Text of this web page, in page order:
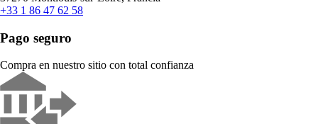
+33 1 86 47 62 58
Pago seguro
Compra en nuestro sitio con total confianza